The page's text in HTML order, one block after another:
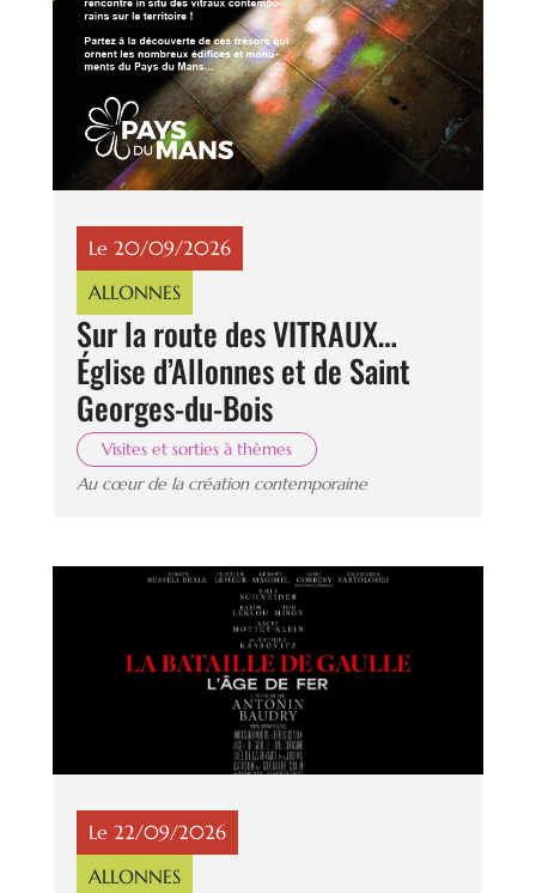
Le 20/09/2026
ALLONNES
Sur la route des VITRAUX…
Église d’Allonnes et de Saint
Georges-du-Bois
Visites et sorties à thèmes
Au cœur de la création contemporaine
Le 22/09/2026
ALLONNES